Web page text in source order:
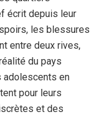
écrit depuis leur
les blessures
entre deux rives,
du pays
adolescents en
pour leurs
et des